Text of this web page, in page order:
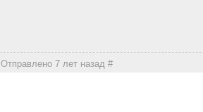
Отправлено 7 лет назад#